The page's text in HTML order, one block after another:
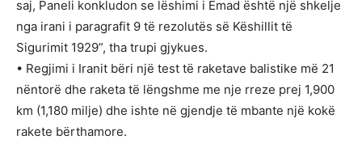
saj, Paneli konkludon se lëshimi i Emad është një shkelje
nga irani i paragrafit 9 të rezolutës së Këshillit të
Sigurimit 1929”, tha trupi gjykues.
• Regjimi i Iranit bëri një test të raketave balistike më 21
nëntorë dhe raketa të lëngshme me nje rreze prej 1,900
km (1,180 milje) dhe ishte në gjendje të mbante një kokë
rakete bërthamore.